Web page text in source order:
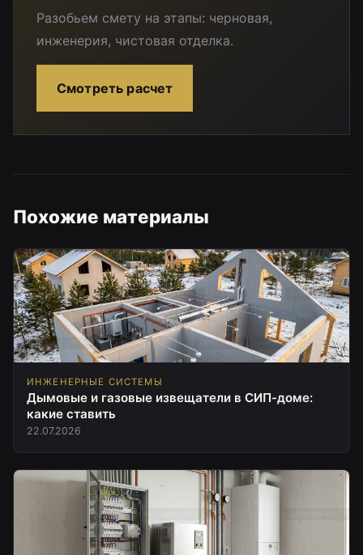
Разобьем смету на этапы: черновая,
инженерия, чистовая отделка.
Смотреть расчет
Похожие материалы
ИНЖЕНЕРНЫЕ СИСТЕМЫ
Дымовые и газовые извещатели в СИП-доме:
какие ставить
22.07.2026